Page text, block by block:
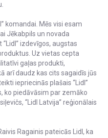
komandai. Mēs visi esam
Jēkabpils un novada
izdevīgos, augstas
Uz vietas cepta
gaļas produkti,
arī daudz kas cits sagaidīs jūs
iepriecinās plašais “Lidl”
ko piedāvāsim par zemāko
“Lidl Latvija” reģionālais
Ragainis pateicās Lidl, ka